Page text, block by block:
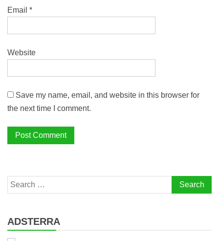
Email *
Website
Save my name, email, and website in this browser for
the next time I comment.
Search
for:
ADSTERRA